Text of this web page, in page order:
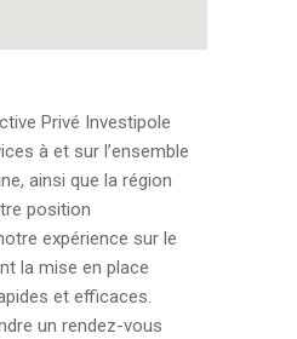
Privé Investipole
à et sur l’ensemble
ainsi que la région
position
expérience sur le
la mise en place
et efficaces.
un rendez-vous